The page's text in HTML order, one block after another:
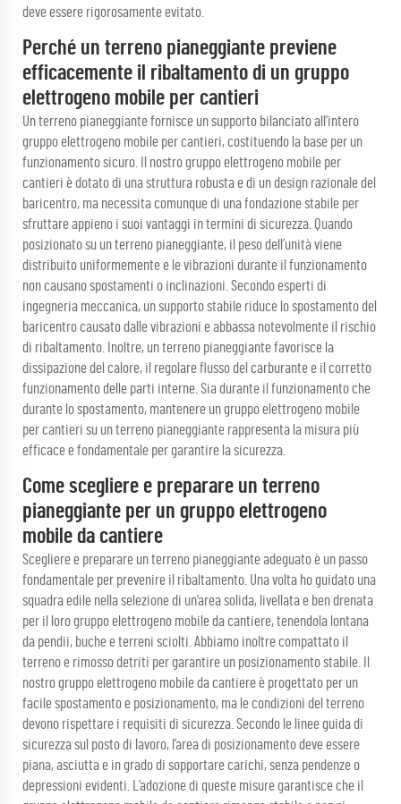
deve essere rigorosamente evitato.
Perché un terreno pianeggiante previene
efficacemente il ribaltamento di un gruppo
elettrogeno mobile per cantieri
Un terreno pianeggiante fornisce un supporto bilanciato all’intero
gruppo elettrogeno mobile per cantieri, costituendo la base per un
funzionamento sicuro. Il nostro gruppo elettrogeno mobile per
cantieri è dotato di una struttura robusta e di un design razionale del
baricentro, ma necessita comunque di una fondazione stabile per
sfruttare appieno i suoi vantaggi in termini di sicurezza. Quando
posizionato su un terreno pianeggiante, il peso dell’unità viene
distribuito uniformemente e le vibrazioni durante il funzionamento
non causano spostamenti o inclinazioni. Secondo esperti di
ingegneria meccanica, un supporto stabile riduce lo spostamento del
baricentro causato dalle vibrazioni e abbassa notevolmente il rischio
di ribaltamento. Inoltre, un terreno pianeggiante favorisce la
dissipazione del calore, il regolare flusso del carburante e il corretto
funzionamento delle parti interne. Sia durante il funzionamento che
durante lo spostamento, mantenere un gruppo elettrogeno mobile
per cantieri su un terreno pianeggiante rappresenta la misura più
efficace e fondamentale per garantire la sicurezza.
Come scegliere e preparare un terreno
pianeggiante per un gruppo elettrogeno
mobile da cantiere
Scegliere e preparare un terreno pianeggiante adeguato è un passo
fondamentale per prevenire il ribaltamento. Una volta ho guidato una
squadra edile nella selezione di un’area solida, livellata e ben drenata
per il loro gruppo elettrogeno mobile da cantiere, tenendola lontana
da pendii, buche e terreni sciolti. Abbiamo inoltre compattato il
terreno e rimosso detriti per garantire un posizionamento stabile. Il
nostro gruppo elettrogeno mobile da cantiere è progettato per un
facile spostamento e posizionamento, ma le condizioni del terreno
devono rispettare i requisiti di sicurezza. Secondo le linee guida di
sicurezza sul posto di lavoro, l’area di posizionamento deve essere
piana, asciutta e in grado di sopportare carichi, senza pendenze o
depressioni evidenti. L’adozione di queste misure garantisce che il